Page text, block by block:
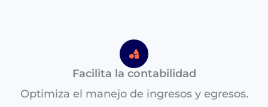
Facilita la contabilidad
Optimiza el manejo de ingresos y egresos.